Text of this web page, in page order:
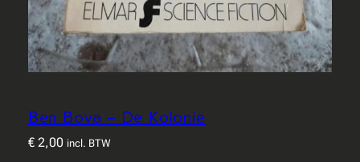
Ben Bova – De Kolonie
€2,00 incl. BTW